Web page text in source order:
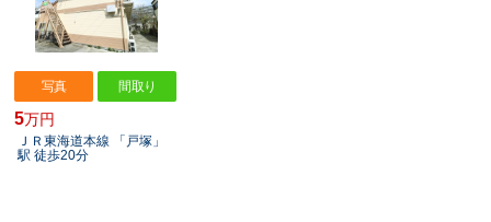
写真 間取り
5万円
ＪＲ東海道本線 「戸塚」
駅 徒歩20分